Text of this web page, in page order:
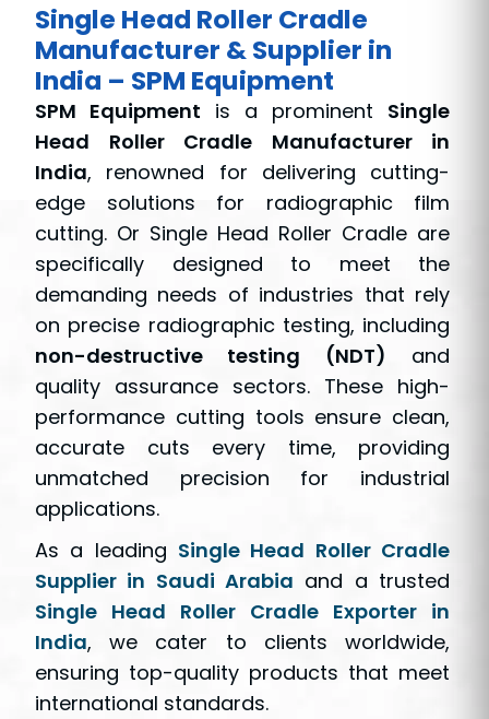
Single Head Roller Cradle
Manufacturer & Supplier in
India – SPM Equipment
SPM Equipment is a prominent Single
Head Roller Cradle Manufacturer in
India, renowned for delivering cutting-
edge solutions for radiographic film
cutting. Or Single Head Roller Cradle are
specifically designed to meet the
demanding needs of industries that rely
on precise radiographic testing, including
non-destructive testing (NDT) and
quality assurance sectors. These high-
performance cutting tools ensure clean,
accurate cuts every time, providing
unmatched precision for industrial
applications.
As a leading Single Head Roller Cradle
Supplier in Saudi Arabia and a trusted
Single Head Roller Cradle Exporter in
India, we cater to clients worldwide,
ensuring top-quality products that meet
international standards.